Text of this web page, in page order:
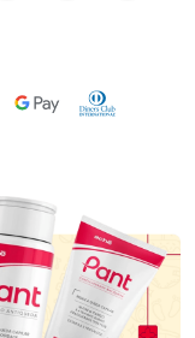
Google PayDiners Club